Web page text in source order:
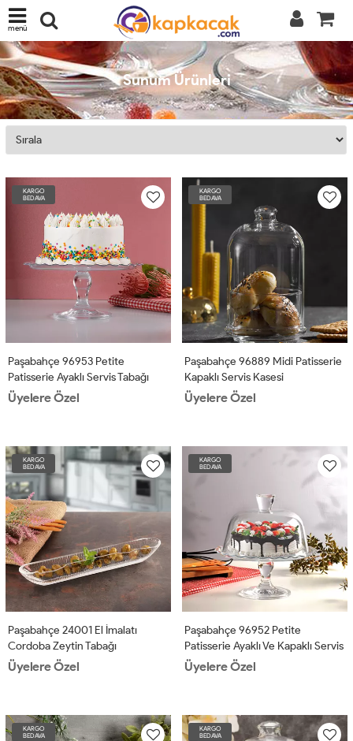
menü
Sunum Ürünleri
KARGO
BEDAVA
Paşabahçe 96953 Petite
Patisserie Ayaklı Servis Tabağı
Üyelere Özel
KARGO
BEDAVA
Paşabahçe 96889 Midi Patisserie
Kapaklı Servis Kasesi
Üyelere Özel
KARGO
BEDAVA
Paşabahçe 24001 El İmalatı
Cordoba Zeytin Tabağı
Üyelere Özel
KARGO
BEDAVA
Paşabahçe 96952 Petite
Patisserie Ayaklı Ve Kapaklı Servis
Tabağı
Üyelere Özel
KARGO
BEDAVA
KARGO
BEDAVA